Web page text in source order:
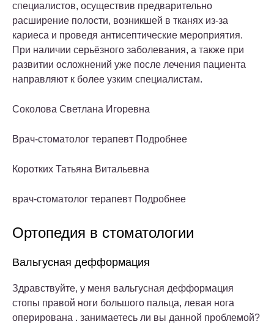
специалистов, осуществив предварительно
расширение полости, возникшей в тканях из-за
кариеса и проведя антисептические мероприятия.
При наличии серьёзного заболевания, а также при
развитии осложнений уже после лечения пациента
направляют к более узким специалистам.
Соколова Светлана Игоревна
Врач-стоматолог терапевт Подробнее
Коротких Татьяна Витальевна
врач-стоматолог терапевт Подробнее
Ортопедия в стоматологии
Вальгусная дефформация
Здравствуйте, у меня вальгусная дефформация
стопы правой ноги большого пальца, левая нога
оперирована . занимаетесь ли вы данной проблемой?